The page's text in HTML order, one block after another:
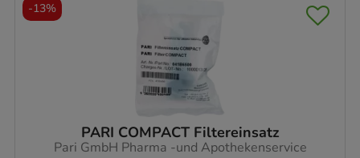
PARI COMPACT Filtereinsatz
Pari GmbH Pharma -und Apothekenservice
-13%